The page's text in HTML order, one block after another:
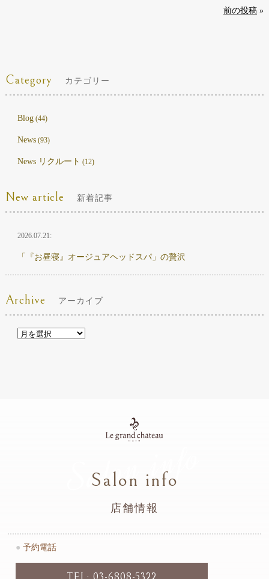
前の投稿 »
Category カテゴリー
Blog(44)
News(93)
News リクルート (12)
New article 新着記事
2026.07.21:
「『お昼寝』オージュアヘッドスパ」の贅沢
Archive アーカイブ
Salon info
Salon info
店舗情報
● 予約電話